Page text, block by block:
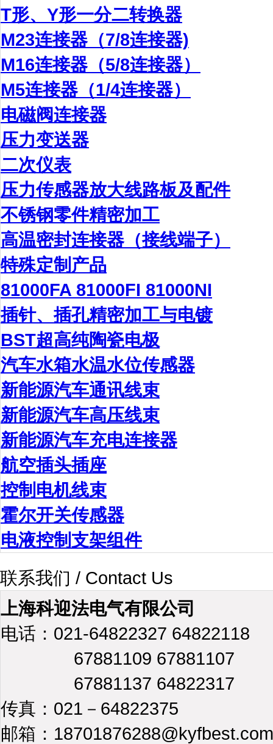
T形、Y形一分二转换器
M23连接器（7/8连接器)
M16连接器（5/8连接器）
M5连接器（1/4连接器）
电磁阀连接器
压力变送器
二次仪表
压力传感器放大线路板及配件
不锈钢零件精密加工
高温密封连接器（接线端子）
特殊定制产品
81000FA 81000FI 81000NI
插针、插孔精密加工与电镀
BST超高纯陶瓷电极
汽车水箱水温水位传感器
新能源汽车通讯线束
新能源汽车高压线束
新能源汽车充电连接器
航空插头插座
控制电机线束
霍尔开关传感器
电液控制支架组件
联系我们 / Contact Us
上海科迎法电气有限公司
电话：021-64822327 64822118
67881109 67881107
67881137 64822317
传真：021－64822375
邮箱：18701876288@kyfbest.com